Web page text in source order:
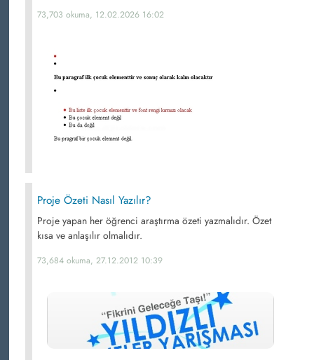
73,703 okuma, 12.02.2026 16:02
Proje Özeti Nasıl Yazılır?
Proje yapan her öğrenci araştırma özeti yazmalıdır. Özet
kısa ve anlaşılır olmalıdır.
73,684 okuma, 27.12.2012 10:39